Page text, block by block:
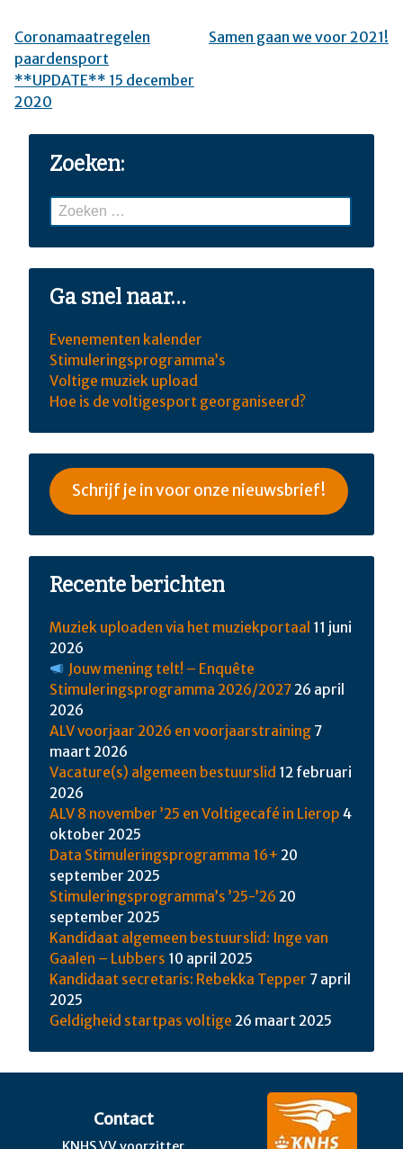
Bericht
navigatie
Coronamaatregelen
paardensport
**UPDATE** 15 december
2020
Samen gaan we voor 2021!
Zoeken:
Zoeken
naar:
Ga snel naar…
Evenementen kalender
Stimuleringsprogramma’s
Voltige muziek upload
Hoe is de voltigesport georganiseerd?
Schrijf je in voor onze nieuwsbrief!
Recente berichten
Muziek uploaden via het muziekportaal 11 juni
2026
Jouw mening telt! – Enquête
Stimuleringsprogramma 2026/202726 april
2026
ALV voorjaar 2026 en voorjaarstraining 7
maart 2026
Vacature(s) algemeen bestuurslid 12 februari
2026
ALV 8 november ’25 en Voltigecafé in Lierop 4
oktober 2025
Data Stimuleringsprogramma 16+ 20
september 2025
Stimuleringsprogramma’s ’25-’26 20
september 2025
Kandidaat algemeen bestuurslid: Inge van
Gaalen – Lubbers 10 april 2025
Kandidaat secretaris: Rebekka Tepper 7 april
2025
Geldigheid startpas voltige 26 maart 2025
Contact